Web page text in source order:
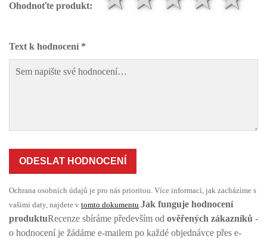
Ohodnoťte produkt:
Text k hodnocení *
ODESLAT HODNOCENÍ
Ochrana osobních údajů je pro nás prioritou. Více informací, jak zacházíme s
vašimi daty, najdete v tomto dokumentu.Jak funguje hodnocení
produktuRecenze sbíráme především od ověřených zákazníků -
o hodnocení je žádáme e-mailem po každé objednávce přes e-